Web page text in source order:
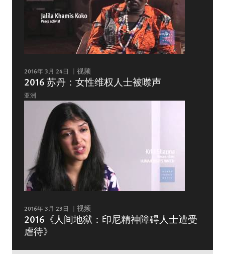
2016年 3月 24日 视频
2016 苏丹：女性维权人士被噤声
亚洲
2016年 3月 23日 视频
2016《人间地狱：印尼精神障碍人士遭受
虐待》